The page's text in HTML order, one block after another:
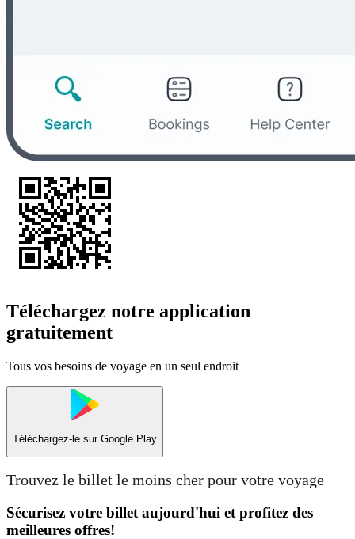
Téléchargez notre application
gratuitement
Tous vos besoins de voyage en un seul endroit
Téléchargez-le sur Google Play
Trouvez le billet le moins cher pour votre voyage
Sécurisez votre billet aujourd'hui et profitez des
meilleures offres!